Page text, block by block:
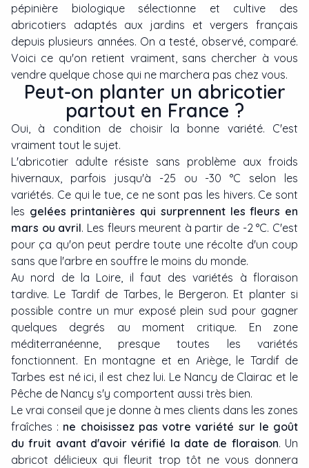
pépinière biologique sélectionne et cultive des
abricotiers adaptés aux jardins et vergers français
depuis plusieurs années. On a testé, observé, comparé.
Voici ce qu'on retient vraiment, sans chercher à vous
vendre quelque chose qui ne marchera pas chez vous.
Peut-on planter un abricotier
partout en France ?
Oui, à condition de choisir la bonne variété. C'est
vraiment tout le sujet.
L'abricotier adulte résiste sans problème aux froids
hivernaux, parfois jusqu'à -25 ou -30 °C selon les
variétés. Ce qui le tue, ce ne sont pas les hivers. Ce sont
les gelées printanières qui surprennent les fleurs en
mars ou avril. Les fleurs meurent à partir de -2 °C. C'est
pour ça qu'on peut perdre toute une récolte d'un coup
sans que l'arbre en souffre le moins du monde.
Au nord de la Loire, il faut des variétés à floraison
tardive. Le Tardif de Tarbes, le Bergeron. Et planter si
possible contre un mur exposé plein sud pour gagner
quelques degrés au moment critique. En zone
méditerranéenne, presque toutes les variétés
fonctionnent. En montagne et en Ariège, le Tardif de
Tarbes est né ici, il est chez lui. Le Nancy de Clairac et le
Pêche de Nancy s'y comportent aussi très bien.
Le vrai conseil que je donne à mes clients dans les zones
fraîches : ne choisissez pas votre variété sur le goût
du fruit avant d'avoir vérifié la date de floraison. Un
abricot délicieux qui fleurit trop tôt ne vous donnera